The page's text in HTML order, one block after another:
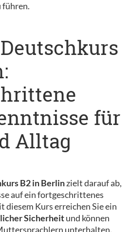
führen.
für
Alltag
B2 in Berlinzielt darauf ab,
auf ein fortgeschrittenes
diesem Kurs erreichen Sie ein
Sicherheitund können
unterhalten.